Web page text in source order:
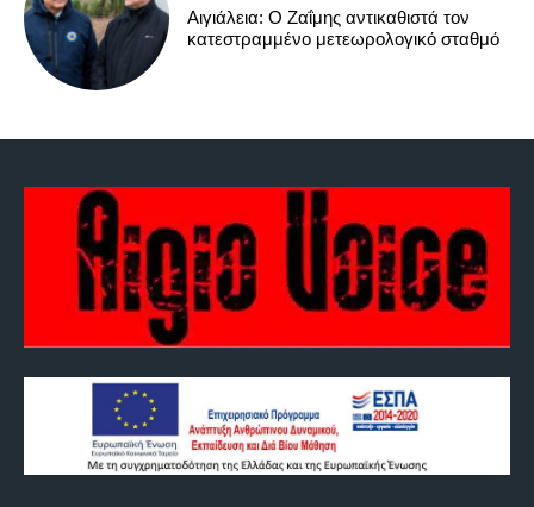
Αιγιάλεια: O Ζαΐμης αντικαθιστά τον
κατεστραμμένο μετεωρολογικό σταθμό